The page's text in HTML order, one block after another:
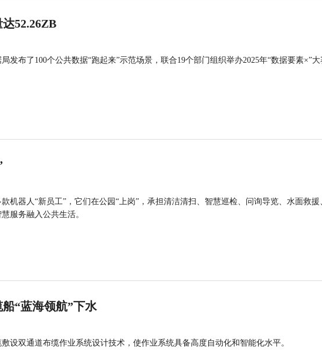
52.26ZB
发布了100个公共数据“跑起来”示范场景，联合19个部门组织举办2025年“数据要素×”大
机器人“新员工”，它们在公园“上岗”，承担清洁清扫、智慧巡检、问询导览、水面救援
服务融入公共生活。
“蓝海领航”下水
设双通道布缆作业系统设计技术，使作业系统具备高度自动化和智能化水平。